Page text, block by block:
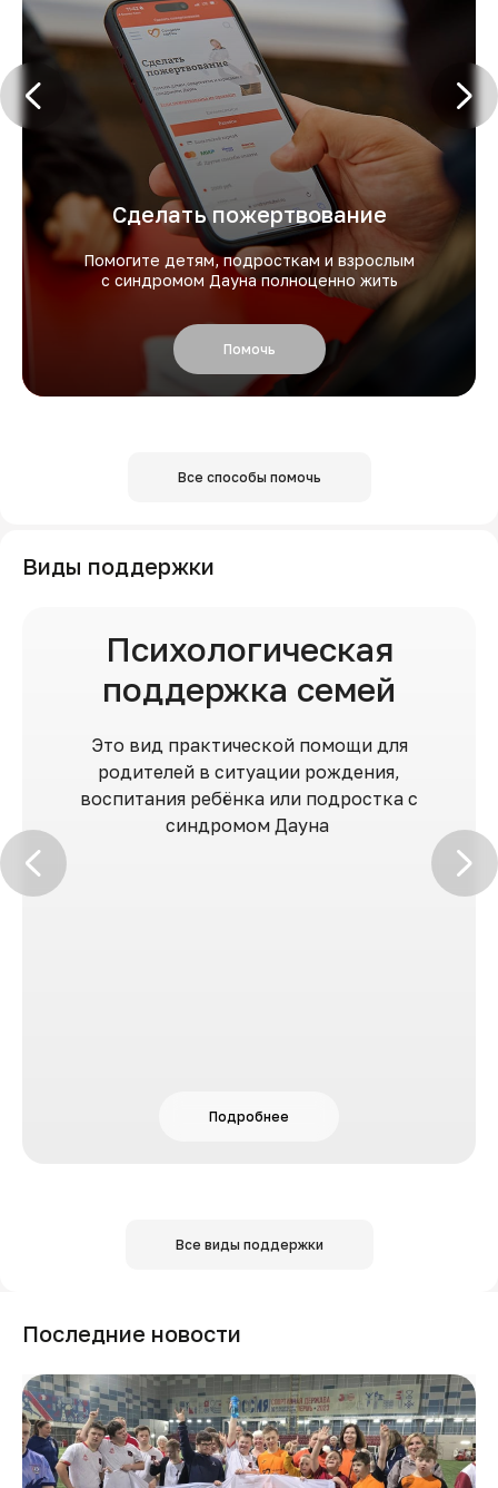
Сделать пожертвование
Помогите детям, подросткам и взрослым
с синдромом Дауна полноценно жить
Помочь
Все способы помочь
Виды поддержки
Психологическая
поддержка семей
Это вид практической помощи для
родителей в ситуации рождения,
воспитания ребёнка или подростка с
синдромом Дауна
Подробнее
Все виды поддержки
Последние новости